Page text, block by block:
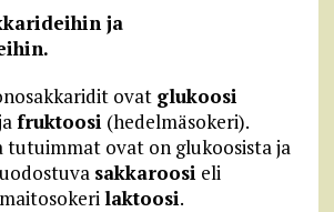
ja
ovat glukoosi
fruktoosi (hedelmäsokeri).
tutuimmat ovat on glukoosista ja
sakkaroosi eli
laktoosi.